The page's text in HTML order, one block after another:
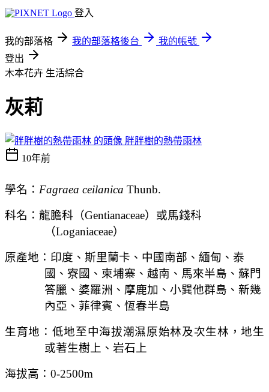
登入
我的部落格 我的部落格後台
我的帳號
登出
木本花卉 生活綜合
灰莉
胖胖樹的熱帶雨林
10年前
學名： Fagraea ceilanica Thunb.
科名： 龍膽科（Gentianaceae） 或馬錢科
（Loganiaceae）
原產地：印度、斯里蘭卡、中國南部 、緬甸、泰
國、寮國、柬埔寨、越南、馬來半島、蘇門
答臘、婆羅洲 、摩鹿加、小巽他群島、新幾
內亞、菲律賓 、恆春半島
生育地：低地至中海拔潮濕原始林及次生林，地生
或著生樹上、岩石上
海拔高： 0-2500m